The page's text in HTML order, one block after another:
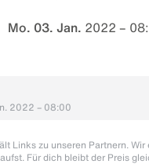
Mo. 03. Jan. 2022 –
2022 – 08:00
Links zu unseren Partnern. Wir
Für dich bleibt der Preis